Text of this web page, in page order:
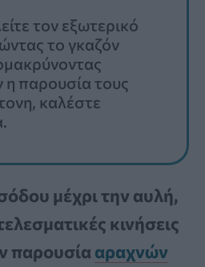
τον εξωτερικό
το γκαζόν
η παρουσία τους
καλέστε
μέχρι την αυλή,
κινήσεις
παρουσία αραχνών